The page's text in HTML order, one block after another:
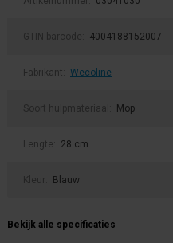
GTIN barcode: 4004188152007
Fabrikant: Wecoline
Soort hulpmateriaal: Mop
Lengte: 28 cm
Kleur: Blauw
Bekijk alle specificaties